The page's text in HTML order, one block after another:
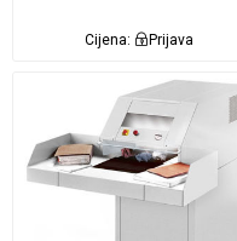
Cijena: Prijava